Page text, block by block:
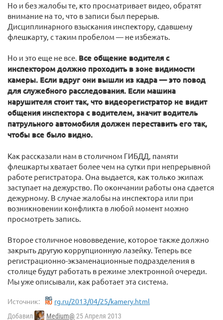
Но и без жалобы те, кто просматривает видео, обратят
внимание на то, что в записи был перерыв.
Дисциплинарного взыскания инспектору, сдавшему
флешкарту, с таким пробелом — не избежать.
Но и это еще не все. Все общение водителя с
инспектором должно проходить в зоне видимости
камеры. Если вдруг они вышли из кадра — это повод
для служебного расследования. Если машина
нарушителя стоит так, что видеорегистратор не видит
общения инспектора с водителем, значит водитель
патрульного автомобиля должен переставить его так,
чтобы все было видно.
Как рассказали нам в столичном ГИБДД, памяти
флешкарты хватает более чем на сутки при непрерывной
работе регистратора. Она выдается, как только экипаж
заступает на дежурство. По окончании работы она сдается
дежурному. В случае жалобы на инспектора или при
возникновении конфликта в любой момент можно
просмотреть запись.
Второе столичное нововведение, которое также должно
закрыть другую коррупционную лазейку. Теперь все
регистрационно-экзаменационные подразделения в
столице будут работать в режиме электронной очереди.
Мы уже описывали, как работает эта система.
Источник: rg.ru/2013/04/25/kamery.html
Добавил Medium@ 25 Апреля 2013